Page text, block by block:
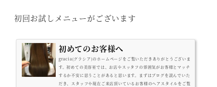
初回お試しメニューがございます
初めてのお客様へ
gracia(グラシア)のホームページをご覧いただきありがとうございま
す。初めての美容室では、お店やスッタフの雰囲気がお客様とマッチ
するか不安に思うことがあると思います。まずはブログを読んでいた
だき、スタッフや現在ご来店頂いているお客様のヘアスタイルをご覧